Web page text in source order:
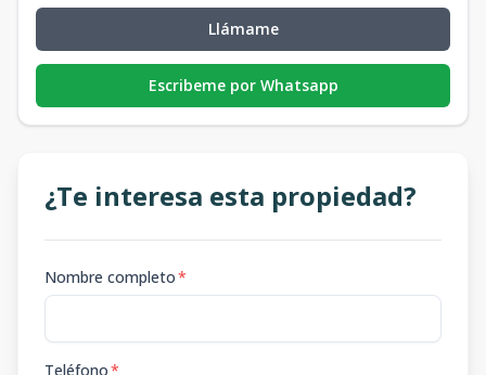
Llámame
Escribeme por Whatsapp
¿Te interesa esta propiedad?
Nombre completo*
Teléfono*